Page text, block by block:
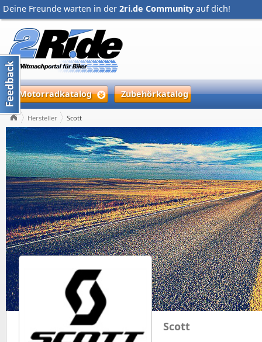
Deine Freunde warten in der 2ri.de Community auf dich!
Motorradkatalog Zubehörkatalog
Hersteller Scott
Scott